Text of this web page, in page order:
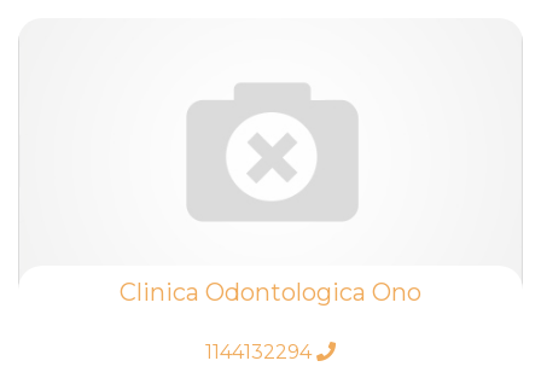
Clinica Odontologica Ono
1144132294